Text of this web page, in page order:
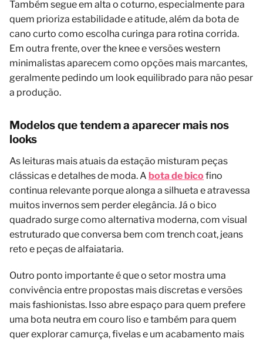
Também segue em alta o coturno, especialmente para
quem prioriza estabilidade e atitude, além da bota de
cano curto como escolha curinga para rotina corrida.
Em outra frente, over the knee e versões western
minimalistas aparecem como opções mais marcantes,
geralmente pedindo um look equilibrado para não pesar
a produção.
Modelos que tendem a aparecer mais nos
looks
As leituras mais atuais da estação misturam peças
clássicas e detalhes de moda. A bota de bico fino
continua relevante porque alonga a silhueta e atravessa
muitos invernos sem perder elegância. Já o bico
quadrado surge como alternativa moderna, com visual
estruturado que conversa bem com trench coat, jeans
reto e peças de alfaiataria.
Outro ponto importante é que o setor mostra uma
convivência entre propostas mais discretas e versões
mais fashionistas. Isso abre espaço para quem prefere
uma bota neutra em couro liso e também para quem
quer explorar camurça, fivelas e um acabamento mais